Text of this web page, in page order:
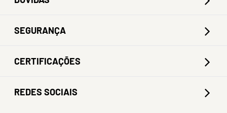
SEGURANÇA
CERTIFICAÇÕES
REDES SOCIAIS